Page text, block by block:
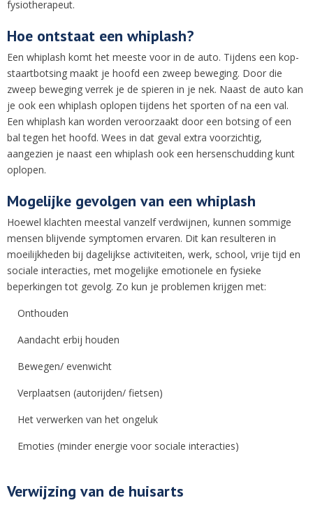
fysiotherapeut.
Hoe ontstaat een whiplash?
Een whiplash komt het meeste voor in de auto. Tijdens een kop-
staartbotsing maakt je hoofd een zweep beweging. Door die
zweep beweging verrek je de spieren in je nek. Naast de auto kan
je ook een whiplash oplopen tijdens het sporten of na een val.
Een whiplash kan worden veroorzaakt door een botsing of een
bal tegen het hoofd. Wees in dat geval extra voorzichtig,
aangezien je naast een whiplash ook een hersenschudding kunt
oplopen.
Mogelijke gevolgen van een whiplash
Hoewel klachten meestal vanzelf verdwijnen, kunnen sommige
mensen blijvende symptomen ervaren. Dit kan resulteren in
moeilijkheden bij dagelijkse activiteiten, werk, school, vrije tijd en
sociale interacties, met mogelijke emotionele en fysieke
beperkingen tot gevolg. Zo kun je problemen krijgen met:
Onthouden
Aandacht erbij houden
Bewegen/ evenwicht
Verplaatsen (autorijden/ fietsen)
Het verwerken van het ongeluk
Emoties (minder energie voor sociale interacties)
Verwijzing van de huisarts